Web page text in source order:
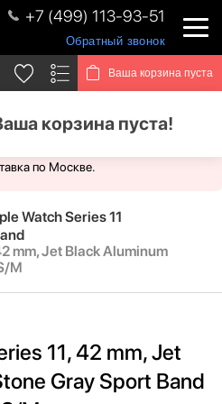
+7 (499) 113-93-51
Обратный звонок
Ваша корзина пуста
корзина пуста!
выходных. Для Вас доступен
по Москве.
Watch Series 11
mm, Jet Black Aluminum
M
11, 42 mm, Jet
Gray Sport Band